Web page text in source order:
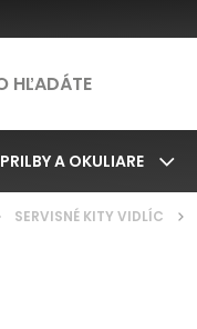
PRILBY A OKULIARE
SERVISNÉ KITY VIDLÍC /